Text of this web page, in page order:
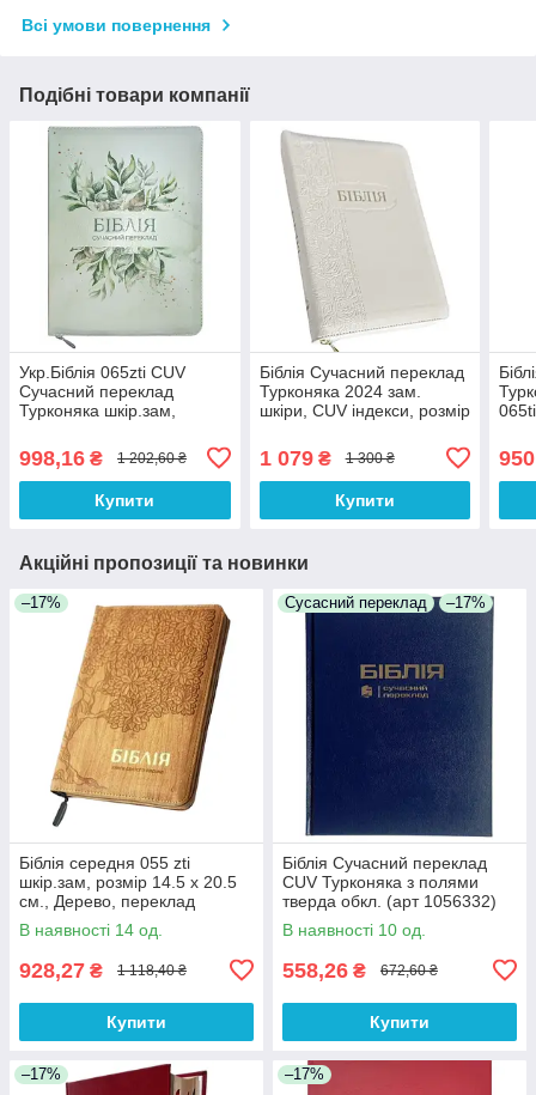
Всі умови повернення
Подібні товари компанії
Укр.Біблія 065zti CUV
Сучасний переклад
Турконяка шкір.зам,
(арт.105-66-54)
998,16 ₴ 1 202,60 ₴
Купити
Біблія Сучасний переклад
Турконяка 2024 зам.
шкіри, CUV індекси, розмір
66-01)
1 079₴ 1 300 ₴
Купити
Акційні пропозиції та новинки
–17%
Біблія середня 055 zti
шкір.зам, розмір 14.5 х 20.5
см., Дерево, переклад
Огієнко (арт. 1015610)
В наявності 14 од.
928,27 ₴ 1 118,40 ₴
Купити
Сусасний переклад –17%
Біблія Сучасний переклад
CUV Турконяка з полями
тверда обкл. (арт 1056332)
Синя
В наявності 10 од.
558,26 ₴ 672,60 ₴
Купити
–17% –17%